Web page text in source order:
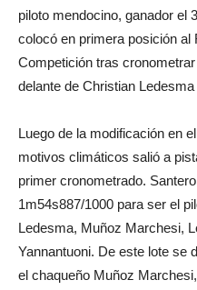
piloto mendocino, ganador el
colocó en primera posición al
Competición tras
delante de Christian
Luego de la modificación en
motivos climáticos salió a
primer cronometrado.
1m54s887/1000 para ser el
Ledesma, Muñoz Marchesi,
Yannantuoni. De este lote se
el chaqueño Muñoz